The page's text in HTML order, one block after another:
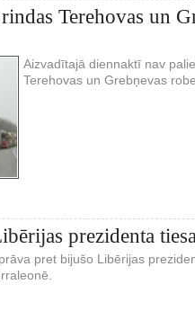
Terehovas un
Aizvadītajā diennaktī nav
Terehovas un Grebņevas
prezidenta
pret bijušo Libērijas